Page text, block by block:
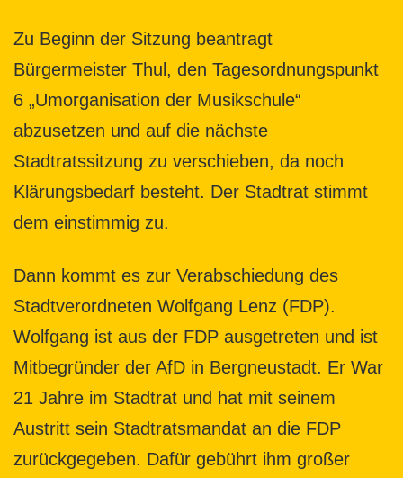
Zu Beginn der Sitzung beantragt
Bürgermeister Thul, den Tagesordnungspunkt
6 „Umorganisation der Musikschule“
abzusetzen und auf die nächste
Stadtratssitzung zu verschieben, da noch
Klärungsbedarf besteht. Der Stadtrat stimmt
dem einstimmig zu.
Dann kommt es zur Verabschiedung des
Stadtverordneten Wolfgang Lenz (FDP).
Wolfgang ist aus der FDP ausgetreten und ist
Mitbegründer der AfD in Bergneustadt. Er War
21 Jahre im Stadtrat und hat mit seinem
Austritt sein Stadtratsmandat an die FDP
zurückgegeben. Dafür gebührt ihm großer